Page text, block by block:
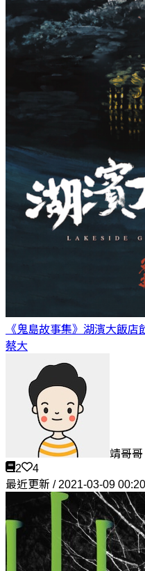
《鬼島故事集》湖濱大飯店
蔡大
靖哥哥
2
4
最近更新 / 2021-03-09